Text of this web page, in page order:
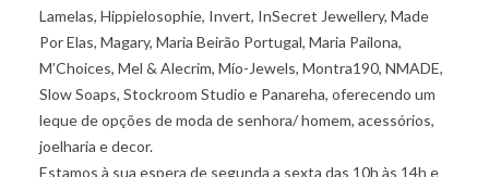
Lamelas, Hippielosophie, Invert, InSecret Jewellery, Made
Por Elas, Magary, Maria Beirão Portugal, Maria Pailona,
M’Choices, Mel & Alecrim, Mío-Jewels, Montra190, NMADE,
Slow Soaps, Stockroom Studio e Panareha, oferecendo um
leque de opções de moda de senhora/ homem, acessórios,
joelharia e decor.
Estamos à sua espera de segunda a sexta das 10h às 14h e